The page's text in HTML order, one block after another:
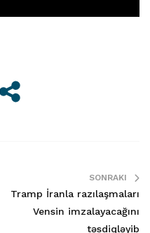
SONRAKI
Tramp İranla razılaşmaları
Vensin imzalayacağını
təsdiqləyib